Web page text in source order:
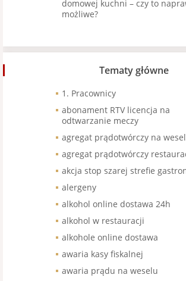
domowej kuchni – czy to
możliwe?
Tematy główne
1. Pracownicy
abonament RTV licencja na
odtwarzanie meczy
agregat prądotwórczy na
agregat prądotwórczy
akcja stop szarej strefie
alergeny
alkohol online dostawa 24h
alkohol w restauracji
alkohole online dostawa
awaria kasy fiskalnej
awaria prądu na weselu